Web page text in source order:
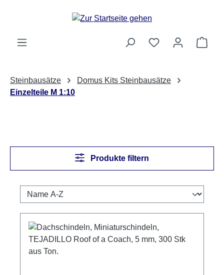
Zum Hauptinhalt springen
Steinbausätze
Domus Kits Steinbausätze
Einzelteile M 1:10
Produkte filtern